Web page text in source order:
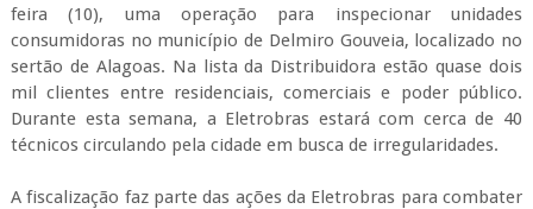
feira (10), uma operação para inspecionar unidades
consumidoras no município de Delmiro Gouveia, localizado no
sertão de Alagoas. Na lista da Distribuidora estão quase dois
mil clientes entre residenciais, comerciais e poder público.
Durante esta semana, a Eletrobras estará com cerca de 40
técnicos circulando pela cidade em busca de irregularidades.
A fiscalização faz parte das ações da Eletrobras para combater